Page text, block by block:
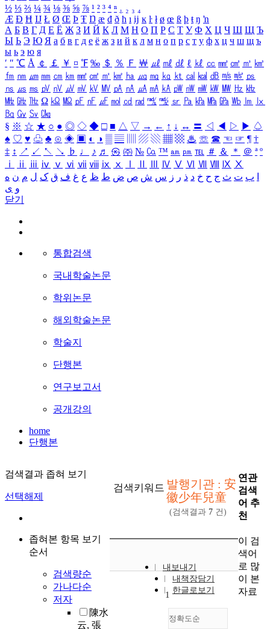
½ ⅓ ⅔ ¼ ¾ ⅛ ⅜ ⅝ ⅞ ¹ ² ³ ⁴ ⁿ ₁ ₂ ₃ ₄
Æ Ð Ħ Ĳ Ł Ø Œ Þ Ŧ Ŋ æ đ ð ħ ı ĳ ĸ ŀ ł ø œ ß þ ŧ ŋ ŉ
А Б В Г Д Е Ё Ж З И Й К Л М Н О П Р С Т У Ф Х Ц Ч Ш Щ Ъ
Ы Ь Э Ю Я а б в г д е ё ж з и й к л м н о п р с т у ф х ц ч ш щ ъ
ы ь э ю я
′ ″ ℃ Å ￠ ￡ ￥ ¤ ℉ ‰ ＄ ％ Ｆ ￦ ㎕ ㎖ ㎗ ℓ ㎘ ㏄ ㎣ ㎤ ㎥ ㎦
㎙ ㎚ ㎛ ㎜ ㎝ ㎞ ㎟ ㎠ ㎡ ㎢ ㏊ ㎍ ㎎ ㎏ ㏏ ㎈ ㎉ ㏈ ㎧ ㎨ ㎰
㎱ ㎲ ㎳ ㎴ ㎵ ㎶ ㎷ ㎸ ㎹ ㎀ ㎁ ㎂ ㎃ ㎄ ㎺ ㎻ ㎽ ㎾ ㎿ ㎐ ㎑
㎒ ㎓ ㎔ Ω ㏀ ㏁ ㎊ ㎋ ㎌ ㏖ ㏅ ㎭ ㎮ ㎯ ㏛ ㎩ ㎪ ㎫ ㎬ ㏝ ㏐
㏓
㏃ ㏉ ㏜ ㏆
§ ※ ☆ ★ ○ ● ◎ ◇ ◆ □ ■ △ ▽ → ← ↑ ↓ ↔ 〓 ◁ ◀ ▷ ▶ ♤
♠ ♡ ♥ ♧ ♣ ⊙ ◈ ▣ ◐ ◑ ▒ ▤ ▨ ▧ ▦ ▩ ♨ ☏ ☎ ☜ ☞ ¶ †
‡ ↕ ↗ ↙ ↖ ↘ ♭ ♩ ♪ ♬ ㉿ ㈜ № ㏇ ™ ㏂ ㏘ ℡ ＃ ＆ ＊ ＠ ª º
ⅰ
ⅱ ⅲ ⅳ ⅴ ⅵ ⅶ ⅷ ⅸ ⅹ Ⅳ Ⅴ Ⅵ Ⅶ Ⅷ Ⅸ Ⅹ
ب ت ث ج ح خ د ذ ر ز س ش ص ض ط ظ ع غ ف ق ک ل م ن ه
و ی
닫기
통합검색
국내학술논문
학위논문
해외학술논문
학술지
단행본
연구보고서
공개강의
home
단행본
검색결과 좁혀 보기
선택해제
좁혀본 항목 보기
순서
검색량순
가나다순
저자
陳水
云, 張
검색키워드 발행기관 : 安
徽少年兒童
(검색결과 7 건)
내보내기
내책장담기
한글로보기
정확도순
1
연관
검색
어 추
천
이 검
색어
로 많
이 본
자료